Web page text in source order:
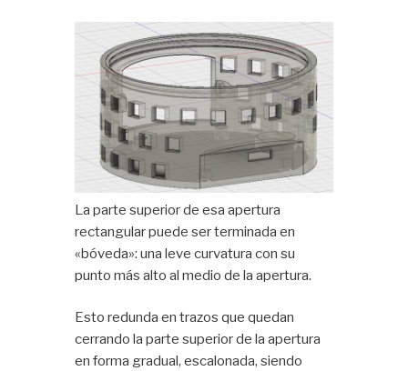
La parte superior de esa apertura
rectangular puede ser terminada en
«bóveda»: una leve curvatura con su
punto más alto al medio de la apertura.
Esto redunda en trazos que quedan
cerrando la parte superior de la apertura
en forma gradual, escalonada, siendo